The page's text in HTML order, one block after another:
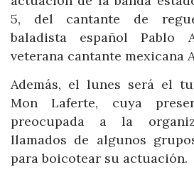
5, del cantante de
baladista español
veterana cantante mexicana
Además, el lunes será el
Mon Laferte, cuya
preocupada a la
llamados de algunos
para boicotear su actuación.